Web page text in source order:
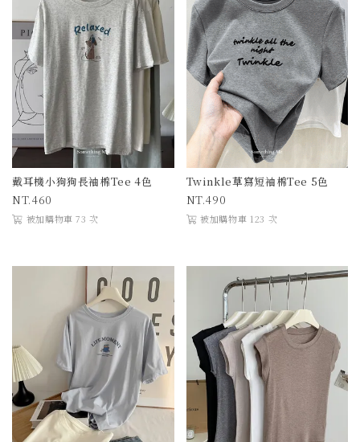
戴耳機小狗狗長袖棉Tee 4色
460
被加購物車 73 次
Twinkle草寫短袖棉Tee 5色
490
被加購物車 123 次